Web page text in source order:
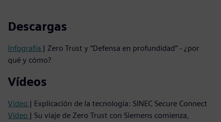
Descargas
Infografía | Zero Trust y “Defensa en profundidad” - ¿por
qué y cómo?
Vídeos
Vídeo | Explicación de la tecnología: SINEC Secure Connect
Vídeo | Su viaje de Zero Trust con Siemens comienza,